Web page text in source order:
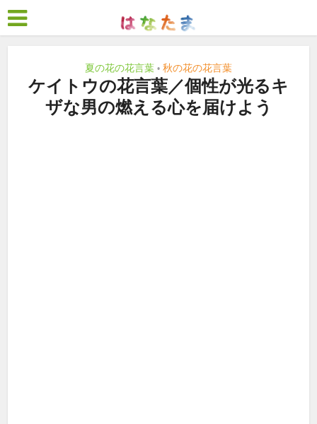
夏の花の花言葉 • 秋の花の花言葉
ケイトウの花言葉／個性が光るキ
ザな男の燃える心を届けよう